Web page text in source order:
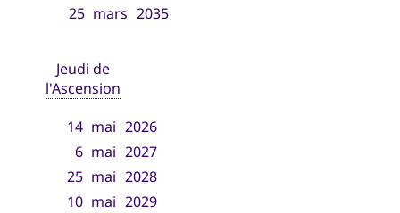
25 mars 2035
Jeudi de
l'Ascension
14 mai 2026
6 mai 2027
25 mai 2028
10 mai 2029